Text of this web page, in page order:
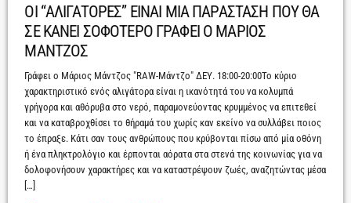
ΟΙ “ΑΛΙΓΑΤΟΡΕΣ” ΕΙΝΑΙ ΜΙΑ ΠΑΡΑΣΤΑΣΗ ΠΟΥ ΘΑ
ΣΕ ΚΑΝΕΙ ΣΟΦΟΤΕΡΟ ΓΡΑΦΕΙ Ο ΜΑΡΙΟΣ
ΜΑΝΤΖΟΣ
Γράφει ο Μάριος Μάντζος "RAW-Μάντζο" ΔΕΥ. 18:00-20:00Το κύριο
χαρακτηριστικό ενός αλιγάτορα είναι η ικανότητά του να κολυμπά
γρήγορα και αθόρυβα στο νερό, παραμονεύοντας κρυμμένος να επιτεθεί
και να καταβροχθίσει το θήραμά του χωρίς καν εκείνο να συλλάβει ποιος
το έπραξε. Κάτι σαν τους ανθρώπους που κρύβονται πίσω από μία οθόνη
ή ένα πληκτρολόγιο και έρπονται αόρατα στα στενά της κοινωνίας για να
δολοφονήσουν χαρακτήρες και να καταστρέψουν ζωές, αναζητώντας μέσα
[…]